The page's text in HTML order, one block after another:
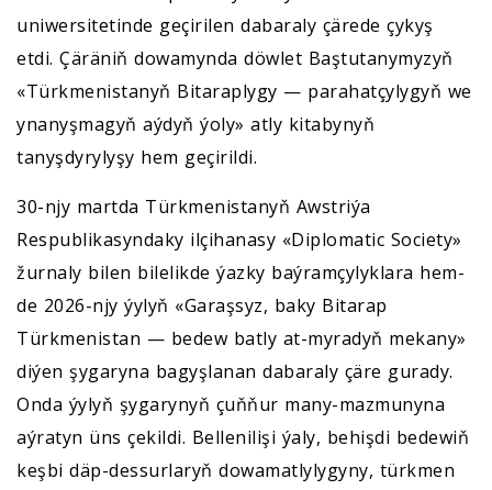
uniwersitetinde geçirilen dabaraly çärede çykyş
etdi. Çäräniň dowamynda döwlet Baştutanymyzyň
«Türkmenistanyň Bitaraplygy — parahatçylygyň we
ynanyşmagyň aýdyň ýoly» atly kitabynyň
tanyşdyrylyşy hem geçirildi.
30-njy martda Türkmenistanyň Awstriýa
Respublikasyndaky ilçihanasy «Diplomatic Society»
žurnaly bilen bilelikde ýazky baýramçylyklara hem-
de 2026-njy ýylyň «Garaşsyz, baky Bitarap
Türkmenistan — bedew batly at-myradyň mekany»
diýen şygaryna bagyşlanan dabaraly çäre gurady.
Onda ýylyň şygarynyň çuňňur many-mazmunyna
aýratyn üns çekildi. Bellenilişi ýaly, behişdi bedewiň
keşbi däp-dessurlaryň dowamatlylygyny, türkmen